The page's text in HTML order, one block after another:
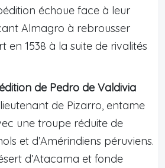
échoue face à leur
Almagro à rebrousser
en 1538 à la suite de rivalités
de Pedro de Valdivia
de Pizarro, entame
une troupe réduite de
et d’Amérindiens péruviens.
d’Atacama et fonde